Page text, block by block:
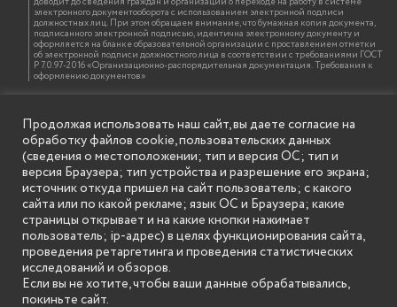
электронного документооборота с использованием электронной подписи
должностных лиц. При этом обращаем внимание, что бумажная копия документа,
подписанного электронной подписью, идентична электронному документу и
оформляется на бланке образовательной организации с проставлением отметки
об электронной подписи должностного лица в соответствии с требованиями ГОСТ
Р 7.0.97-2016 «Организационно-распорядительная документация. Требования к
оформлению документов»
ИНФОРМАЦИЯ ДЛЯ ПРАВООБЛАДАТЕЛЕЙ
Все права на аудио и видео материалы, представленные на нашем сайте
принадлежат их законным владельцам и предназначены только для ознакомления.
Наличие материалов на сайте никаким образом не претендует на обозначение
нашего авторского права на данные материалы. Авторы не несут ответственности
за возможные последствия использования их в целях, запрещенных Уголовным
Кодексом Российской Федерации. Если вы соглашаетесь с указанными
условиями, то можете приступить к просмотру материалов. Иначе вы должны
немедленно покинуть сайт. Все материалы, размещенные на сайте, взяты с
открытых (общедоступных) источников. Если Вы являетесь правообладателем
какого-либо материала, размещённого на этом сайте, и не хотели бы чтобы данная
информация распространялась без Вашего на то согласия, то мы будем рады
оказать Вам содействие, удалив соответствующие страницы. Для этого достаточно,
чтобы вы прислали нам письмо (в электронном виде) с E-mail официального
почтового домена компании правообладателя, в котором указали ссылки на
страницы сайта, которые необходимо удалить.
Продолжая использовать наш сайт, вы даете согласие на
обработку файлов cookie, пользовательских данных
(сведения о местоположении; тип и версия ОС; тип и
версия Браузера; тип устройства и разрешение его экрана;
источник откуда пришел на сайт пользователь; с какого
сайта или по какой рекламе; язык ОС и Браузера; какие
страницы открывает и на какие кнопки нажимает
пользователь; ip-адрес) в целях функционирования сайта,
проведения ретаргетинга и проведения статистических
исследований и обзоров.
Если вы не хотите, чтобы ваши данные обрабатывались,
покиньте сайт.